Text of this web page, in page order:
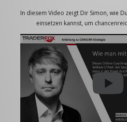
In diesem Video zeigt Dir Simon, wie
einsetzen kannst, um